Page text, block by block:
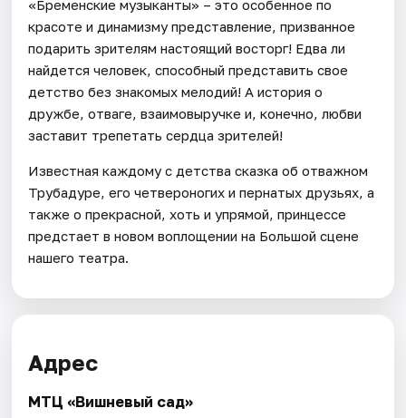
«Бременские музыканты» – это особенное по
красоте и динамизму представление, призванное
подарить зрителям настоящий восторг! Едва ли
найдется человек, способный представить свое
детство без знакомых мелодий! А история о
дружбе, отваге, взаимовыручке и, конечно, любви
заставит трепетать сердца зрителей!
Известная каждому с детства сказка об отважном
Трубадуре, его четвероногих и пернатых друзьях, а
также о прекрасной, хоть и упрямой, принцессе
предстает в новом воплощении на Большой сцене
нашего театра.
Адрес
МТЦ «Вишневый сад»